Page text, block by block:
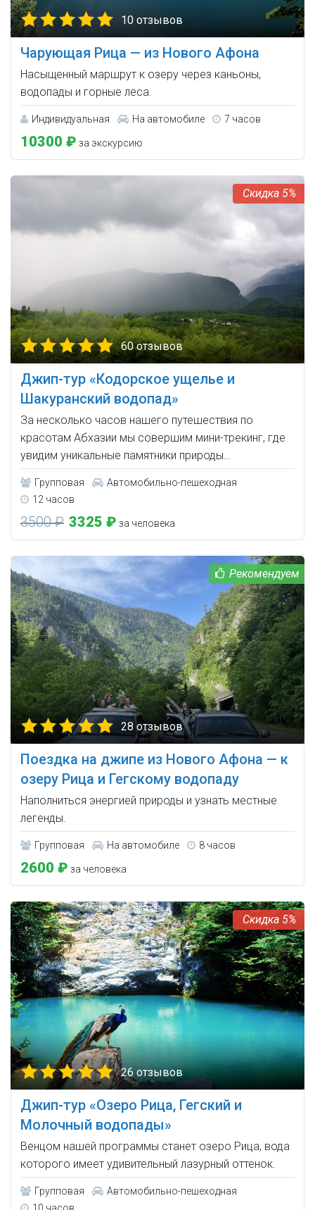
10 отзывов
Чарующая Рица — из Нового Афона
Насыщенный маршрут к озеру через каньоны,
водопады и горные леса.
Индивидуальная На автомобиле 7 часов
10300 ₽ за экскурсию
5%
60 отзывов
Джип-тур «Кодорское ущелье и
Шакуранский водопад»
За несколько часов нашего путешествия по
красотам Абхазии мы совершим мини-трекинг, где
увидим уникальные памятники природы…
Групповая
Автомобильно-пешеходная
12 часов
3500 ₽ 3325 ₽ за человека
28 отзывов
Поездка на джипе из Нового Афона — к
озеру Рица и Гегскому водопаду
Наполниться энергией природы и узнать местные
легенды.
Групповая На автомобиле 8 часов
2600 ₽ за человека
5%
26 отзывов
Джип-тур «Озеро Рица, Гегский и
Молочный водопады»
Венцом нашей программы станет озеро Рица, вода
которого имеет удивительный лазурный оттенок.
Групповая
Автомобильно-пешеходная